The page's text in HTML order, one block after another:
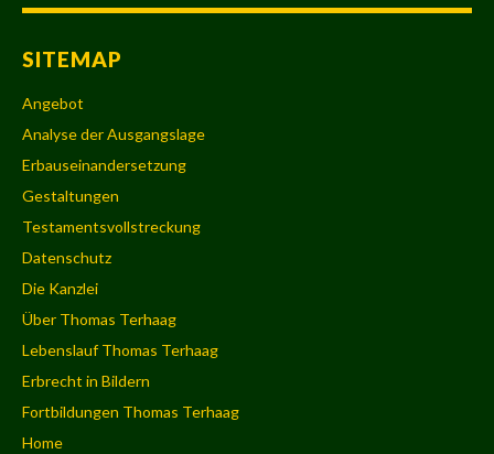
SITEMAP
Angebot
Analyse der Ausgangslage
Erbauseinandersetzung
Gestaltungen
Testamentsvollstreckung
Datenschutz
Die Kanzlei
Über Thomas Terhaag
Lebenslauf Thomas Terhaag
Erbrecht in Bildern
Fortbildungen Thomas Terhaag
Home